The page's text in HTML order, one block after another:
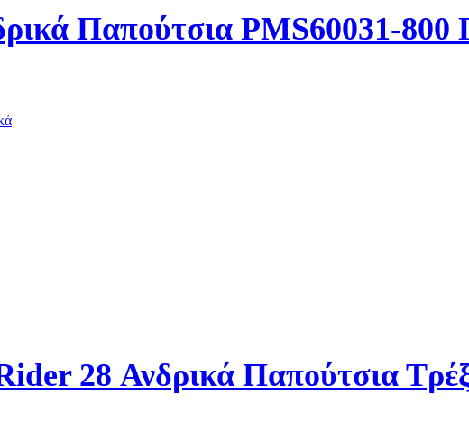
Παπούτσια PMS60031-800
28 Ανδρικά Παπούτσια